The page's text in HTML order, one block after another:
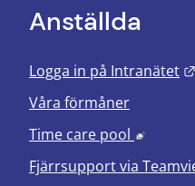
Anställda
Logga in på Intranätet
Våra förmåner
Time care pool
Länk
Fjärrsupport via